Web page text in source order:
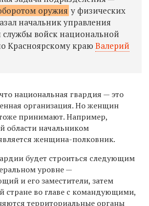
оружия у физических
начальник управления
войск национальной
Красноярскому краю Валерий
национальная гвардия — это
организация. Но женщин
принимают. Например,
области начальником
женщина-полковник.
будет строиться следующим
уровне —
и его заместители, затем
стране во главе с командующими,
территориальные органы